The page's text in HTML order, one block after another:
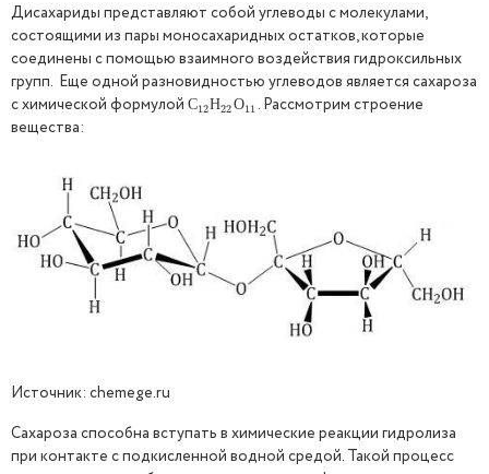
Дисахариды представляют собой углеводы с молекулами,
состоящими из пары моносахаридных остатков, которые
соединены с помощью взаимного воздействия гидроксильных
групп. Еще одной разновидностью углеводов является сахароза
с химической формулой С12Н22О11
С12Н22О 11
. Рассмотрим строение
вещества:
Источник: chemege.ru
Сахароза способна вступать в химические реакции гидролиза
при контакте с подкисленной водной средой. Такой процесс